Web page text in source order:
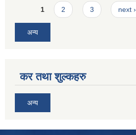
Pages
1 2 3 next ›
अन्य
कर तथा शुल्कहरु
अन्य